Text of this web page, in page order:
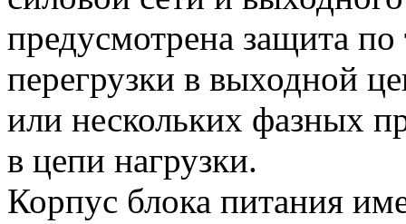
предусмотрена защита
перегрузки в выходной
или нескольких фазных
в цепи нагрузки.
Корпус блока питания